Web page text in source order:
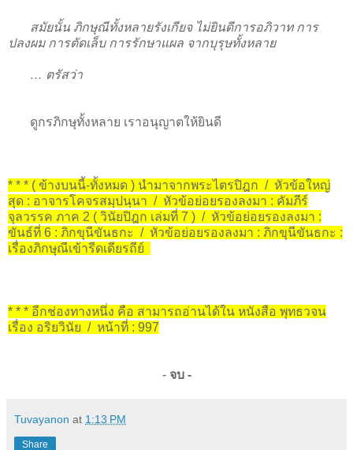
สมัยนั้น ภิกษุณีทั้งหลายรังเกียจ ไม่ยินดีการอภิวาท การ
ปลงผม การตัดเล็บ การรักษาแผล จากบุรุษทั้งหลาย
… ตรัสว่า
ดูกรภิกษุทั้งหลาย เราอนุญาตให้ยินดี
* * * ( ข้างบนนี้-ทั้งหมด ) นำมาจากพระไตรปิฎก / หัวข้อใหญ่
สุด : อาจารโคจรสมฺปนฺนา / หัวข้อย่อยรองลงมา : คัมภีร์
จุลวรรค ภาค 2 ( วินัยปิฎก เล่มที่ 7 ) / หัวข้อย่อยรองลงมา :
ขันธ์ที่ 6 : ภิกขุนีขันธกะ / หัวข้อย่อยรองลงมา : ภิกขุนีขันธกะ :
เรื่องภิกษุณีเข้ารีดเดียรถีย์
* * * อีกช่องทางหนึ่ง คือ สามารถอ่านได้ใน หนังสือ พุทธวจน
เรื่อง อริยวินัย / หน้าที่ : 997
-จบ -
Tuvayanon at 1:13 PM
Share